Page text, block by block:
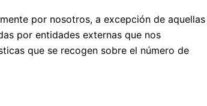
por nosotros, a excepción de aquellas
por entidades externas que nos
que se recogen sobre el número de